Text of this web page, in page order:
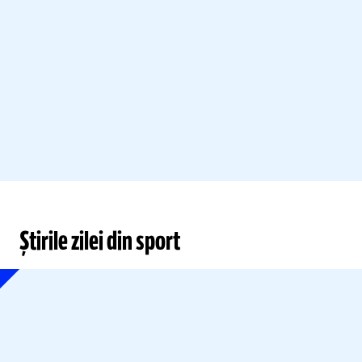
Știrile zilei din sport